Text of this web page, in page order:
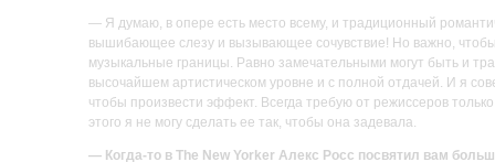
— Я думаю, в опере есть место всему, и традиционный
вышибающее слезу и вызывающее сочувствие! Но важно,
музыкальные границы. Равно замечательными могут быть и
высочайшем артистическом уровне и с полной отдачей. И я
чтобы произвести эффект. Всегда требую от режиссеров
этого я не могу сделать ее так, чтобы она задевала.
— Когда-то в The New Yorker Алекс Росс посвятил вам